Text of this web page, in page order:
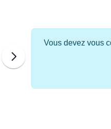
Vous devez vous